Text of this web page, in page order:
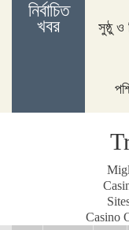
নির্বাচিত
খবর
সুষ্ঠু ও
Casino